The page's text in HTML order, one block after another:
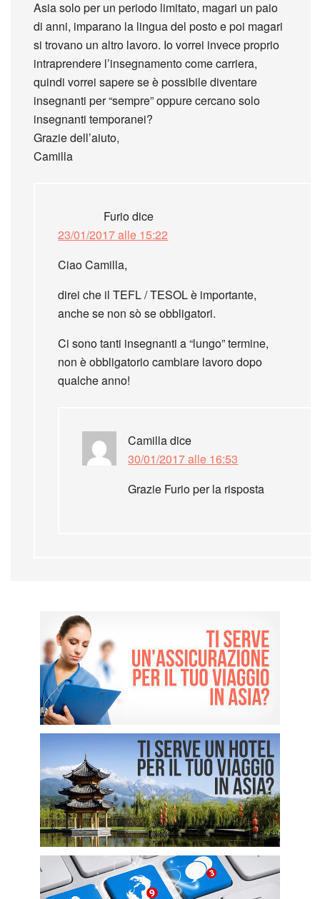
Asia solo per un periodo limitato, magari un paio
di anni, imparano la lingua del posto e poi magari
si trovano un altro lavoro. Io vorrei invece proprio
intraprendere l’insegnamento come carriera,
quindi vorrei sapere se è possibile diventare
insegnanti per “sempre” oppure cercano solo
insegnanti temporanei?
Grazie dell’aiuto,
Camilla
Furiodice
23/01/2017 alle 15:22
Ciao Camilla,
direi che il TEFL / TESOL è importante,
anche se non sò se obbligatori.
Ci sono tanti insegnanti a “lungo” termine,
non è obbligatorio cambiare lavoro dopo
qualche anno!
Camilladice
30/01/2017 alle 16:53
Grazie Furio per la risposta